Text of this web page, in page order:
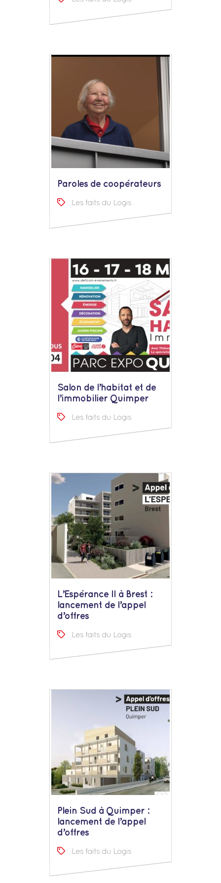
Paroles de coopérateurs
Les faits du Logis
Salon de l’habitat et de
l’immobilier Quimper
Les faits du Logis
L’Espérance II à Brest :
lancement de l’appel
d’offres
Les faits du Logis
Plein Sud à Quimper :
lancement de l’appel
d’offres
Les faits du Logis